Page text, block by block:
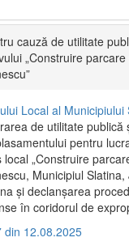
cauză de utilitate
„Construire
Local al Municipiului
de utilitate publică
pentru
„Construire
Municipiul Slatina,
și declanșarea
în coridorul de
din 12.08.2025